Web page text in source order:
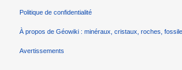
Politique de confidentialité
À propos de Géowiki : minéraux, cristaux, roches,
Avertissements